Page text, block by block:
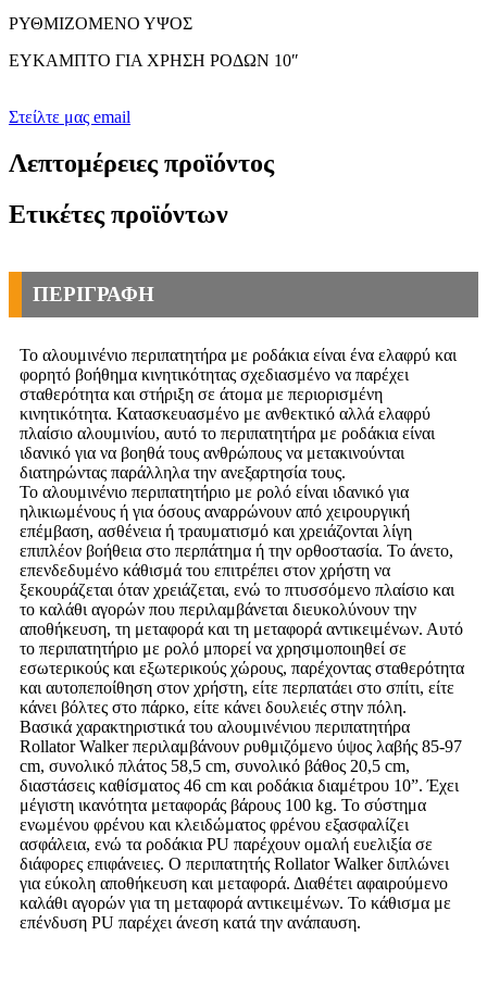
ΡΥΘΜΙΖΟΜΕΝΟ ΥΨΟΣ
ΕΥΚΑΜΠΤΟ ΓΙΑ ΧΡΗΣΗ ΡΟΔΩΝ 10″
Στείλτε μας email
Λεπτομέρειες προϊόντος
Ετικέτες προϊόντων
ΠΕΡΙΓΡΑΦΗ
Το αλουμινένιο περιπατητήρα με ροδάκια είναι ένα ελαφρύ και
φορητό βοήθημα κινητικότητας σχεδιασμένο να παρέχει
σταθερότητα και στήριξη σε άτομα με περιορισμένη
κινητικότητα. Κατασκευασμένο με ανθεκτικό αλλά ελαφρύ
πλαίσιο αλουμινίου, αυτό το περιπατητήρα με ροδάκια είναι
ιδανικό για να βοηθά τους ανθρώπους να μετακινούνται
διατηρώντας παράλληλα την ανεξαρτησία τους.
Το αλουμινένιο περιπατητήριο με ρολό είναι ιδανικό για
ηλικιωμένους ή για όσους αναρρώνουν από χειρουργική
επέμβαση, ασθένεια ή τραυματισμό και χρειάζονται λίγη
επιπλέον βοήθεια στο περπάτημα ή την ορθοστασία. Το άνετο,
επενδεδυμένο κάθισμά του επιτρέπει στον χρήστη να
ξεκουράζεται όταν χρειάζεται, ενώ το πτυσσόμενο πλαίσιο και
το καλάθι αγορών που περιλαμβάνεται διευκολύνουν την
αποθήκευση, τη μεταφορά και τη μεταφορά αντικειμένων. Αυτό
το περιπατητήριο με ρολό μπορεί να χρησιμοποιηθεί σε
εσωτερικούς και εξωτερικούς χώρους, παρέχοντας σταθερότητα
και αυτοπεποίθηση στον χρήστη, είτε περπατάει στο σπίτι, είτε
κάνει βόλτες στο πάρκο, είτε κάνει δουλειές στην πόλη.
Βασικά χαρακτηριστικά του αλουμινένιου περιπατητήρα
Rollator Walker περιλαμβάνουν ρυθμιζόμενο ύψος λαβής 85-97
cm, συνολικό πλάτος 58,5 cm, συνολικό βάθος 20,5 cm,
διαστάσεις καθίσματος 46 cm και ροδάκια διαμέτρου 10”. Έχει
μέγιστη ικανότητα μεταφοράς βάρους 100 kg. Το σύστημα
ενωμένου φρένου και κλειδώματος φρένου εξασφαλίζει
ασφάλεια, ενώ τα ροδάκια PU παρέχουν ομαλή ευελιξία σε
διάφορες επιφάνειες. Ο περιπατητής Rollator Walker διπλώνει
για εύκολη αποθήκευση και μεταφορά. Διαθέτει αφαιρούμενο
καλάθι αγορών για τη μεταφορά αντικειμένων. Το κάθισμα με
επένδυση PU παρέχει άνεση κατά την ανάπαυση.